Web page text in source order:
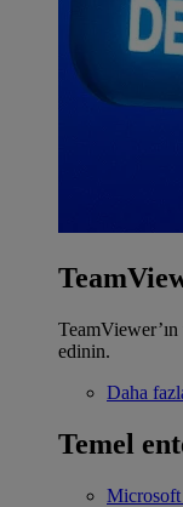
edinin.
Daha
Temel